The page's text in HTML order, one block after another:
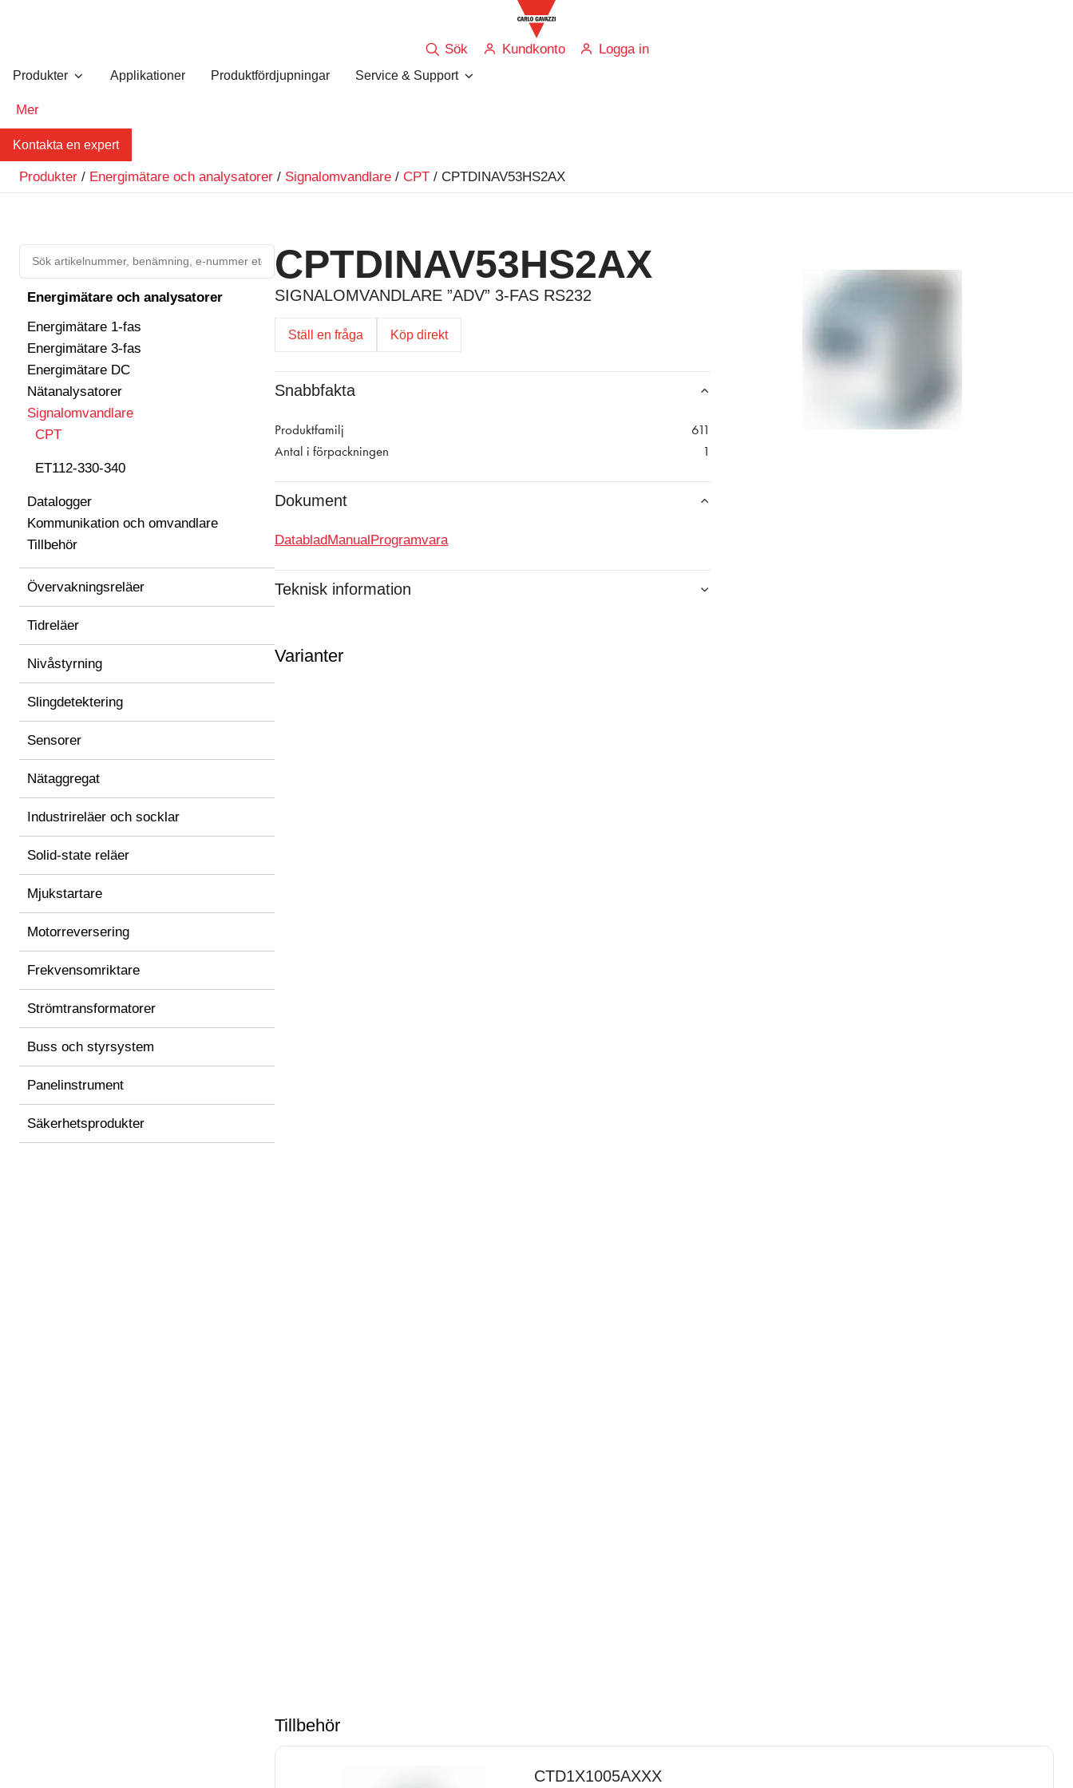
Sök Kundkonto Logga in
Produkter Applikationer Produktfördjupningar Service & Support
Mer
Kontakta en expert
Produkter / Energimätare och analysatorer / Signalomvandlare / CPT / CPTDINAV53HS2AX
Energimätare och analysatorer
Energimätare 1-fas
Energimätare 3-fas
Energimätare DC
Nätanalysatorer
Signalomvandlare
CPT
ET112-330-340
Datalogger
Kommunikation och omvandlare
Tillbehör
Övervakningsreläer
Tidreläer
Nivåstyrning
Slingdetektering
Sensorer
Nätaggregat
Industrireläer och socklar
Solid-state reläer
Mjukstartare
Motorreversering
Frekvensomriktare
Strömtransformatorer
Buss och styrsystem
Panelinstrument
Säkerhetsprodukter
CPTDINAV53HS2AX
SIGNALOMVANDLARE ”ADV” 3-FAS RS232
Ställ en fråga Köp direkt
Snabbfakta
Produktfamilj
611
Antal i förpackningen
1
Dokument
Datablad Manual Programvara
Teknisk information
Varianter
Tillbehör
CTD1X1005AXXX